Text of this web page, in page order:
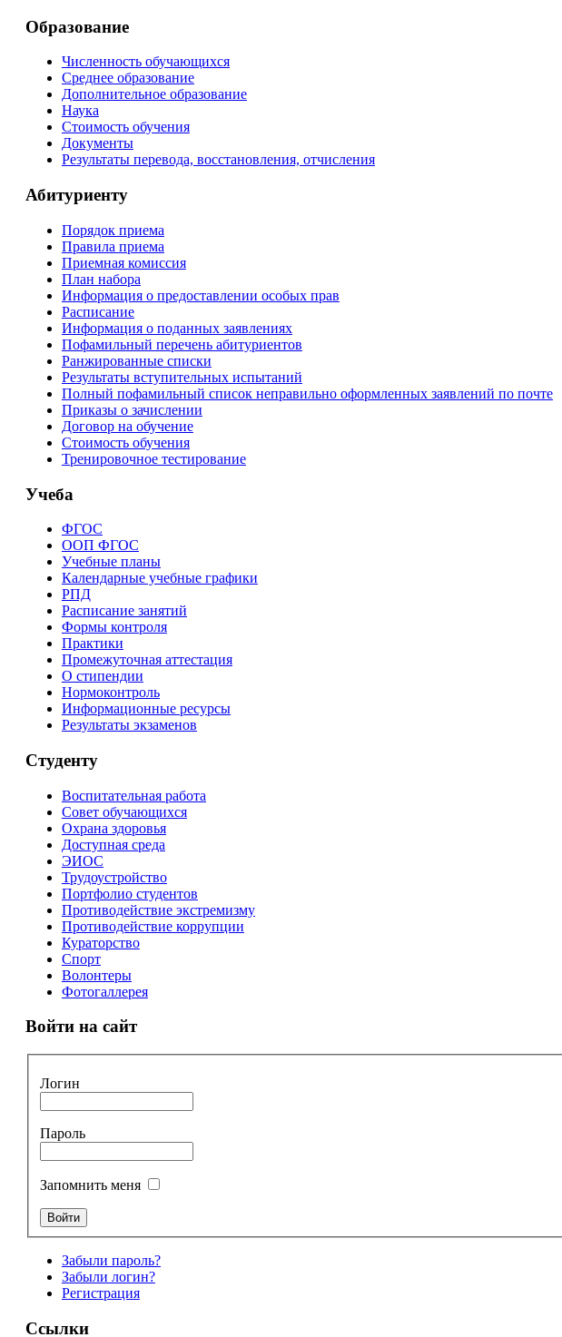
Образование
Численность обучающихся
Среднее образование
Дополнительное образование
Наука
Стоимость обучения
Документы
Результаты перевода, восстановления, отчисления
Абитуриенту
Порядок приема
Правила приема
Приемная комиссия
План набора
Информация о предоставлении особых прав
Расписание
Информация о поданных заявлениях
Пофамильный перечень абитуриентов
Ранжированные списки
Результаты вступительных испытаний
Полный пофамильный список неправильно оформленных заявлений по почте
Приказы о зачислении
Договор на обучение
Стоимость обучения
Тренировочное тестирование
Учеба
ФГОС
ООП ФГОС
Учебные планы
Календарные учебные графики
РПД
Расписание занятий
Формы контроля
Практики
Промежуточная аттестация
О стипендии
Нормоконтроль
Информационные ресурсы
Результаты экзаменов
Студенту
Воспитательная работа
Совет обучающихся
Охрана здоровья
Доступная среда
ЭИОС
Трудоустройство
Портфолио студентов
Противодействие экстремизму
Противодействие коррупции
Кураторство
Спорт
Волонтеры
Фотогаллерея
Войти на сайт
Логин
Пароль
Запомнить меня
Забыли пароль?
Забыли логин?
Регистрация
Ссылки